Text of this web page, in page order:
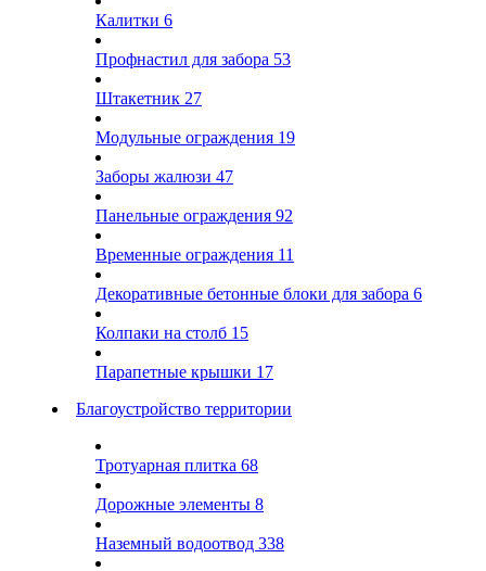
Калитки 6
Профнастил для забора 53
Штакетник 27
Модульные ограждения 19
Заборы жалюзи 47
Панельные ограждения 92
Временные ограждения 11
Декоративные бетонные блоки для забора 6
Колпаки на столб 15
Парапетные крышки 17
Благоустройство территории
Тротуарная плитка 68
Дорожные элементы 8
Наземный водоотвод 338